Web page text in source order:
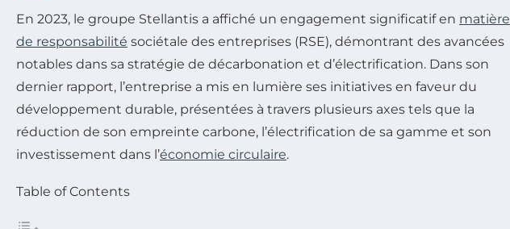
En 2023, le groupe Stellantis a affiché un engagement significatif en matière
de responsabilité sociétale des entreprises (RSE), démontrant des avancées
notables dans sa stratégie de décarbonation et d’électrification. Dans son
dernier rapport, l’entreprise a mis en lumière ses initiatives en faveur du
développement durable, présentées à travers plusieurs axes tels que la
réduction de son empreinte carbone, l’électrification de sa gamme et son
investissement dans l’économie circulaire.
Table of Contents